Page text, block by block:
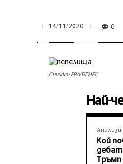
14/11/2020 0
Снимка: ЕРА/БГНЕС
Най-
Анализи
Кой
Тръмп